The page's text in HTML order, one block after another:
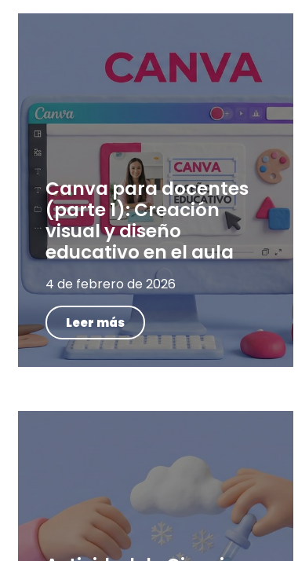
Canva para docentes
(parte 1): Creación
visual y diseño
educativo en el aula
4 de febrero de 2026
Leer más